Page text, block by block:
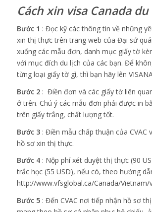
Cách xin visa Canada
Bước 1 : Đọc kỹ các thông tin về những
xin thị thực trên trang web của Đại sứ
xuống các mẫu đơn, danh mục giấy tờ
với mục đích du lịch của các bạn. Để
từng loại giấy tờ gì, thì bạn hãy lên
Bước 2: Điền đơn và các giấy tờ liên
ở trên. Chú ý các mẫu đơn phải được in
trên giấy trắng, chất lượng tốt.
Bước 3: Điền mẫu chấp thuận của CVAC
hồ sơ xin thị thực.
Bước 4: Nộp phí xét duyệt thị thực (90
trắc học (55 USD), nếu có, theo hướng
http://www.vfsglobal.ca/Canada/
Bước 5: Đến CVAC nơi tiếp nhận hồ sơ